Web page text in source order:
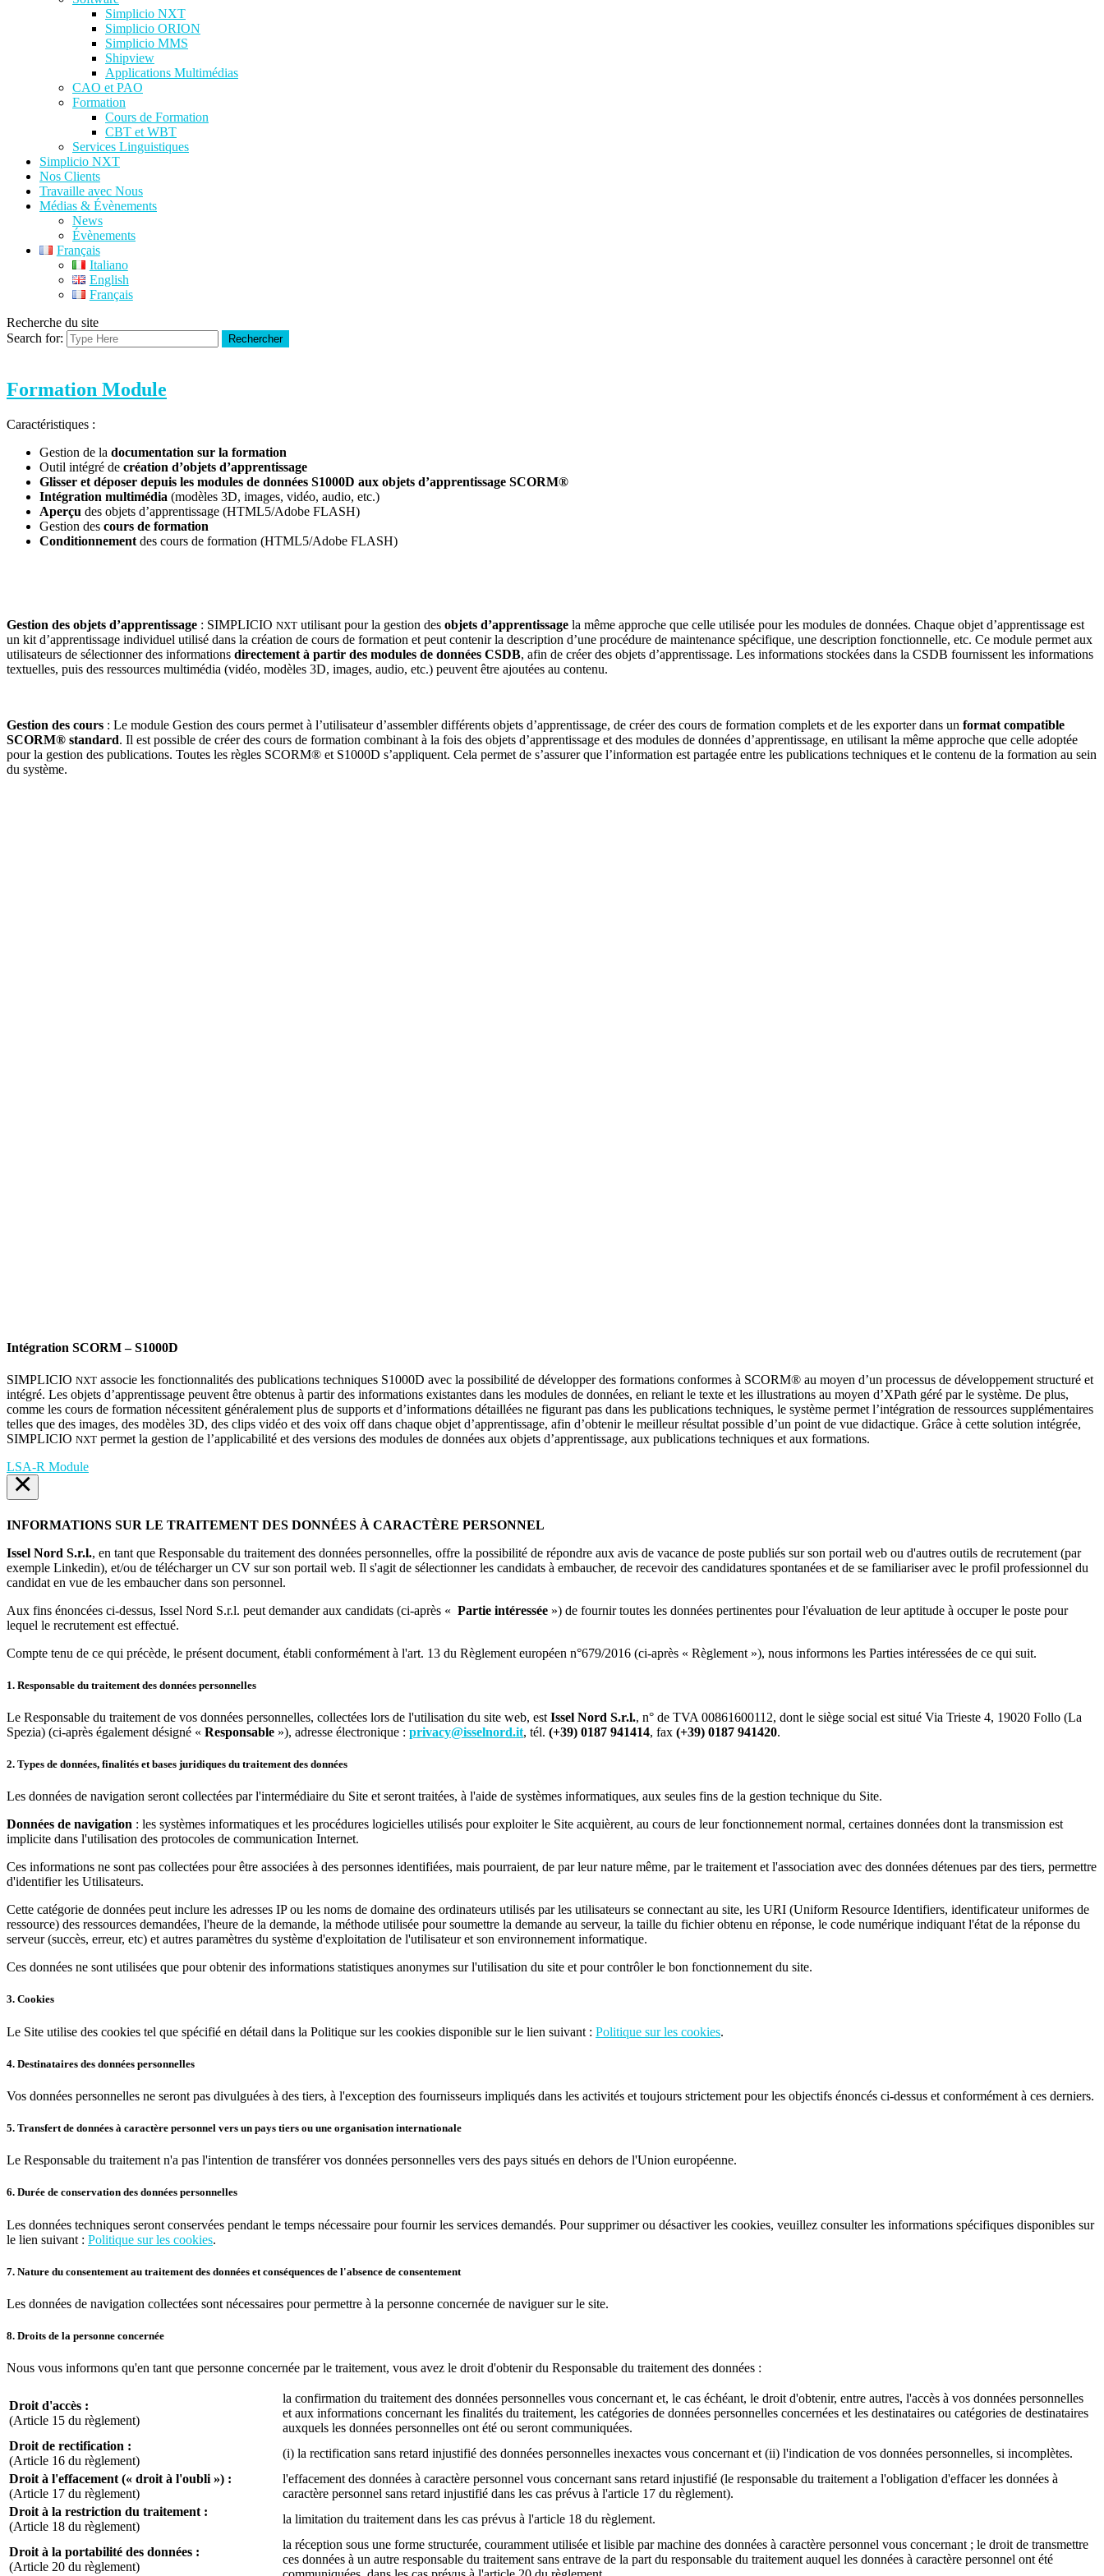
Simplicio NXT
Simplicio ORION
Simplicio MMS
Shipview
Applications Multimédias
CAO et PAO
Formation
Cours de Formation
CBT et WBT
Services Linguistiques
Simplicio NXT
Nos Clients
Travaille avec Nous
Médias & Évènements
News
Évènements
Français
Italiano
English
Français
Recherche du site
Search for:
Rechercher
Formation Module
Caractéristiques :
Gestion de la documentation sur la formation
Outil intégré de création d’objets d’apprentissage
Glisser et déposer depuis les modules de données S1000D aux objets d’apprentissage SCORM®
Intégration multimédia (modèles 3D, images, vidéo, audio, etc.)
Aperçu des objets d’apprentissage (HTML5/Adobe FLASH)
Gestion des cours de formation
Conditionnement des cours de formation (HTML5/Adobe FLASH)
Gestion des objets d’apprentissage : SIMPLICIO NXT utilisant pour la gestion des objets d’apprentissage la même approche que celle utilisée pour les modules de données. Chaque objet d’apprentissage est
un kit d’apprentissage individuel utilisé dans la création de cours de formation et peut contenir la description d’une procédure de maintenance spécifique, une description fonctionnelle, etc. Ce module permet aux
utilisateurs de sélectionner des informations directement à partir des modules de données CSDB, afin de créer des objets d’apprentissage. Les informations stockées dans la CSDB fournissent les informations
textuelles, puis des ressources multimédia (vidéo, modèles 3D, images, audio, etc.) peuvent être ajoutées au contenu.
Gestion des cours : Le module Gestion des cours permet à l’utilisateur d’assembler différents objets d’apprentissage, de créer des cours de formation complets et de les exporter dans un format compatible
SCORM® standard. Il est possible de créer des cours de formation combinant à la fois des objets d’apprentissage et des modules de données d’apprentissage, en utilisant la même approche que celle adoptée
pour la gestion des publications. Toutes les règles SCORM® et S1000D s’appliquent. Cela permet de s’assurer que l’information est partagée entre les publications techniques et le contenu de la formation au sein
du système.
Intégration SCORM – S1000D
SIMPLICIO NXT associe les fonctionnalités des publications techniques S1000D avec la possibilité de développer des formations conformes à SCORM® au moyen d’un processus de développement structuré et
intégré. Les objets d’apprentissage peuvent être obtenus à partir des informations existantes dans les modules de données, en reliant le texte et les illustrations au moyen d’XPath géré par le système. De plus,
comme les cours de formation nécessitent généralement plus de supports et d’informations détaillées ne figurant pas dans les publications techniques, le système permet l’intégration de ressources supplémentaires
telles que des images, des modèles 3D, des clips vidéo et des voix off dans chaque objet d’apprentissage, afin d’obtenir le meilleur résultat possible d’un point de vue didactique. Grâce à cette solution intégrée,
SIMPLICIO NXT permet la gestion de l’applicabilité et des versions des modules de données aux objets d’apprentissage, aux publications techniques et aux formations.
LSA-R Module
×
INFORMATIONS SUR LE TRAITEMENT DES DONNÉES À CARACTÈRE PERSONNEL
Issel Nord S.r.l., en tant que Responsable du traitement des données personnelles, offre la possibilité de répondre aux avis de vacance de poste publiés sur son portail web ou d'autres outils de recrutement (par
exemple Linkedin), et/ou de télécharger un CV sur son portail web. Il s'agit de sélectionner les candidats à embaucher, de recevoir des candidatures spontanées et de se familiariser avec le profil professionnel du
candidat en vue de les embaucher dans son personnel.
Aux fins énoncées ci-dessus, Issel Nord S.r.l. peut demander aux candidats (ci-après « Partie intéressée ») de fournir toutes les données pertinentes pour l'évaluation de leur aptitude à occuper le poste pour
lequel le recrutement est effectué.
Compte tenu de ce qui précède, le présent document, établi conformément à l'art. 13 du Règlement européen n°679/2016 (ci-après « Règlement »), nous informons les Parties intéressées de ce qui suit.
1. Responsable du traitement des données personnelles
Le Responsable du traitement de vos données personnelles, collectées lors de l'utilisation du site web, est Issel Nord S.r.l., n° de TVA 00861600112, dont le siège social est situé Via Trieste 4, 19020 Follo (La
Spezia) (ci-après également désigné « Responsable »), adresse électronique : privacy@isselnord.it, tél. (+39) 0187 941414, fax (+39) 0187 941420.
2. Types de données, finalités et bases juridiques du traitement des données
Les données de navigation seront collectées par l'intermédiaire du Site et seront traitées, à l'aide de systèmes informatiques, aux seules fins de la gestion technique du Site.
Données de navigation : les systèmes informatiques et les procédures logicielles utilisés pour exploiter le Site acquièrent, au cours de leur fonctionnement normal, certaines données dont la transmission est
implicite dans l'utilisation des protocoles de communication Internet.
Ces informations ne sont pas collectées pour être associées à des personnes identifiées, mais pourraient, de par leur nature même, par le traitement et l'association avec des données détenues par des tiers, permettre
d'identifier les Utilisateurs.
Cette catégorie de données peut inclure les adresses IP ou les noms de domaine des ordinateurs utilisés par les utilisateurs se connectant au site, les URI (Uniform Resource Identifiers, identificateur uniformes de
ressource) des ressources demandées, l'heure de la demande, la méthode utilisée pour soumettre la demande au serveur, la taille du fichier obtenu en réponse, le code numérique indiquant l'état de la réponse du
serveur (succès, erreur, etc) et autres paramètres du système d'exploitation de l'utilisateur et son environnement informatique.
Ces données ne sont utilisées que pour obtenir des informations statistiques anonymes sur l'utilisation du site et pour contrôler le bon fonctionnement du site.
3. Cookies
Le Site utilise des cookies tel que spécifié en détail dans la Politique sur les cookies disponible sur le lien suivant : Politique sur les cookies.
4. Destinataires des données personnelles
Vos données personnelles ne seront pas divulguées à des tiers, à l'exception des fournisseurs impliqués dans les activités et toujours strictement pour les objectifs énoncés ci-dessus et conformément à ces derniers.
5. Transfert de données à caractère personnel vers un pays tiers ou une organisation internationale
Le Responsable du traitement n'a pas l'intention de transférer vos données personnelles vers des pays situés en dehors de l'Union européenne.
6. Durée de conservation des données personnelles
Les données techniques seront conservées pendant le temps nécessaire pour fournir les services demandés. Pour supprimer ou désactiver les cookies, veuillez consulter les informations spécifiques disponibles sur
le lien suivant : Politique sur les cookies.
7. Nature du consentement au traitement des données et conséquences de l'absence de consentement
Les données de navigation collectées sont nécessaires pour permettre à la personne concernée de naviguer sur le site.
8. Droits de la personne concernée
Nous vous informons qu'en tant que personne concernée par le traitement, vous avez le droit d'obtenir du Responsable du traitement des données :
Droit d'accès :
(Article 15 du règlement)
la confirmation du traitement des données personnelles vous concernant et, le cas échéant, le droit d'obtenir, entre autres, l'accès à vos données personnelles
et aux informations concernant les finalités du traitement, les catégories de données personnelles concernées et les destinataires ou catégories de destinataires
auxquels les données personnelles ont été ou seront communiquées.
Droit de rectification :
(Article 16 du règlement)
(i) la rectification sans retard injustifié des données personnelles inexactes vous concernant et (ii) l'indication de vos données personnelles, si incomplètes.
Droit à l'effacement (« droit à l'oubli ») :
(Article 17 du règlement)
l'effacement des données à caractère personnel vous concernant sans retard injustifié (le responsable du traitement a l'obligation d'effacer les données à
caractère personnel sans retard injustifié dans les cas prévus à l'article 17 du règlement).
Droit à la restriction du traitement :
(Article 18 du règlement)
la limitation du traitement dans les cas prévus à l'article 18 du règlement.
Droit à la portabilité des données :
(Article 20 du règlement)
la réception sous une forme structurée, couramment utilisée et lisible par machine des données à caractère personnel vous concernant ; le droit de transmettre
ces données à un autre responsable du traitement sans entrave de la part du responsable du traitement auquel les données à caractère personnel ont été